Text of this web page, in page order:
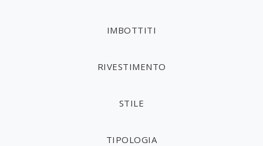
IMBOTTITI
RIVESTIMENTO
STILE
TIPOLOGIA